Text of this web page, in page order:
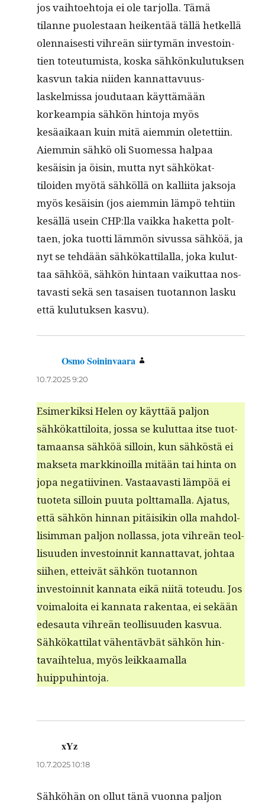
jos vai­h­toe­hto­ja ei ole tar­jol­la. Tämä
tilanne puolestaan heiken­tää täl­lä het­kel­lä
olen­nais­es­ti vihreän siir­tymän investoin­
tien toteu­tu­mista, kos­ka sähkönku­lu­tuk­sen
kasvun takia niiden kan­nat­tavu­us­
laskelmis­sa joudu­taan käyt­tämään
korkeampia sähkön hin­to­ja myös
kesäaikaan kuin mitä aiem­min oletet­ti­in.
Aiem­min sähkö oli Suomes­sa hal­paa
kesäisin ja öisin, mut­ta nyt sähkökat­
tiloiden myötä sähköl­lä on kalli­ita jak­so­ja
myös kesäisin (jos aiem­min läm­pö tehti­in
kesäl­lä usein CHP:lla vaik­ka haket­ta polt­
taen, joka tuot­ti läm­mön sivus­sa sähköä, ja
nyt se tehdään sähkökat­ti­lal­la, joka kulut­
taa sähköä, sähkön hin­taan vaikut­taa nos­
tavasti sekä sen tasaisen tuotan­non lasku
että kulu­tuk­sen kasvu).
Osmo Soininvaara
10.7.2025 9:20
Esimerkik­si Helen oy käyt­tää paljon
sähkökat­tiloi­ta, jos­sa se kulut­taa itse tuot­
ta­maansa sähköä sil­loin, kun sähköstä ei
mak­se­ta markki­noil­la mitään tai hin­ta on
jopa negati­ivi­nen. Vas­taavasti läm­pöä ei
tuote­ta sil­loin puu­ta polt­ta­mal­la. Aja­tus,
että sähkön hin­nan pitäisikin olla mah­dol­
lisim­man paljon nol­las­sa, jota vihreän teol­
lisu­u­den investoin­nit kan­nat­ta­vat, johtaa
siihen, etteivät sähkön tuotan­non
investoin­nit kan­na­ta eikä niitä toteudu. Jos
voimaloi­ta ei kan­na­ta rak­en­taa, ei sekään
edesauta vihreän teol­lisu­u­den kasvua.
Sähkökat­ti­lat vähen­tävbät sähkön hin­
tavai­htelua, myös leikkaa­mal­la
huippuhintoja.
xYz
10.7.2025 10:18
Sähköhän on ollut tänä vuon­na paljon